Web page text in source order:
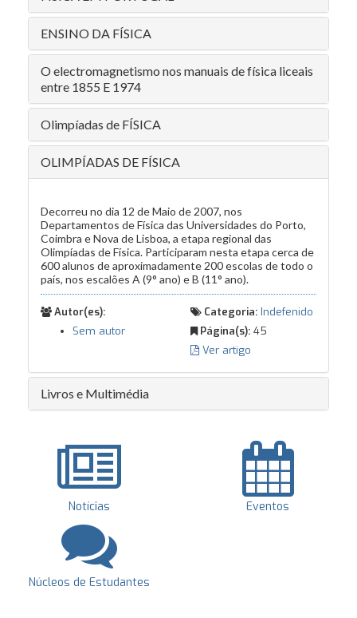
ENSINO DA FÍSICA
O electromagnetismo nos manuais de física liceais
entre 1855 E 1974
Olimpíadas de FÍSICA
OLIMPÍADAS DE FÍSICA
Decorreu no dia 12 de Maio de 2007, nos
Departamentos de Física das Universidades do Porto,
Coimbra e Nova de Lisboa, a etapa regional das
Olimpíadas de Física. Participaram nesta etapa cerca de
600 alunos de aproximadamente 200 escolas de todo o
país, nos escalões A (9° ano) e B (11° ano).
Autor(es):
Sem autor
Categoria: Indefenido
Página(s): 45
Ver artigo
Livros e Multimédia
Notícias Eventos
Núcleos de Estudantes